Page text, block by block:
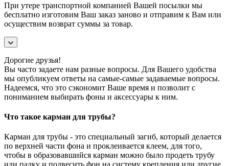
При утере транспортной компанией Вашей посылки мы
бесплатно изготовим Ваш заказ заново и отправим к Вам или
осуществим возврат суммы за товар.
Дорогие друзья!
Вы часто задаете нам разные вопросы. Для Вашего удобства
мы опубликуем ответы на самые-самые задаваемые вопросы.
Надеемся, что это сэкономит Ваше время и позволит с
пониманием выбирать фоны и аксессуары к ним.
Что такое карман для трубы?
Карман для трубы - это специальный загиб, который делается
по верхней части фона и проклеивается клеем, для того,
чтобы в образовавшийся карман можно было продеть трубу